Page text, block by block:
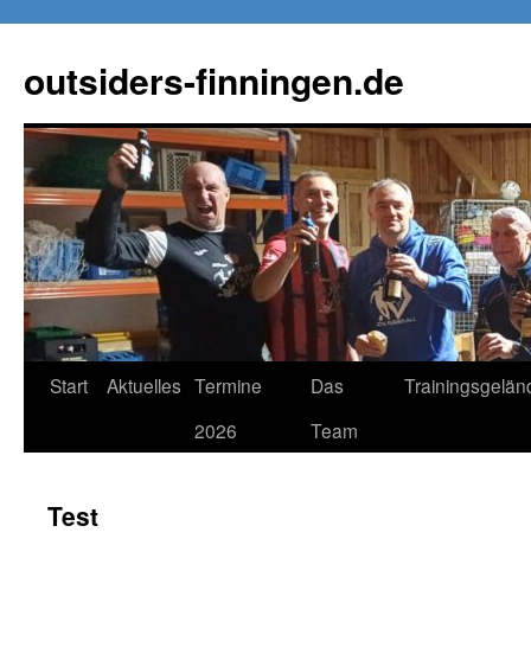
springen
outsiders-finningen.de
Start Aktuelles Termine
2026
Das
Team
Test